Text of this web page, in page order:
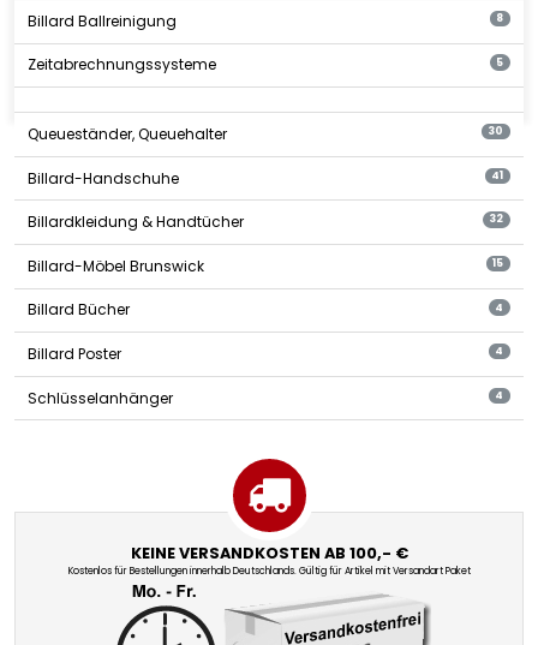
Billard Ballreinigung 8
Zeitabrechnungssysteme 5
Queueständer, Queuehalter 30
Billard-Handschuhe 41
Billardkleidung & Handtücher 32
Billard-Möbel Brunswick 15
Billard Bücher 4
Billard Poster 4
Schlüsselanhänger 4
KEINE VERSANDKOSTEN AB 100,- €
Kostenlos für Bestellungen innerhalb Deutschlands. Gültig für Artikel mit Versandart Paket